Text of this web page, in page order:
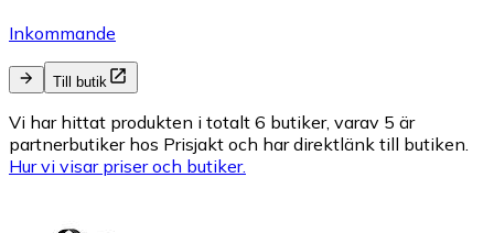
Inkommande
Till butik
Vi har hittat produkten i totalt 6 butiker, varav 5 är
partnerbutiker hos Prisjakt och har direktlänk till butiken.
Hur vi visar priser och butiker.